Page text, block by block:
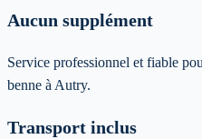
Aucun supplément
Service professionnel et fiable
benne à Autry.
Transport inclus